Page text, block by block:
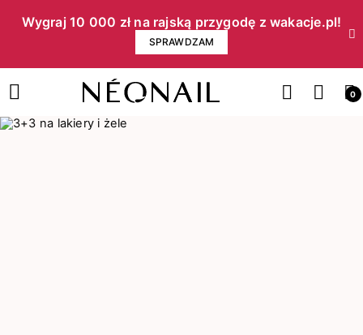
Wygraj 10 000 zł na rajską przygodę z wakacje.pl!​
SPRAWDZAM
0